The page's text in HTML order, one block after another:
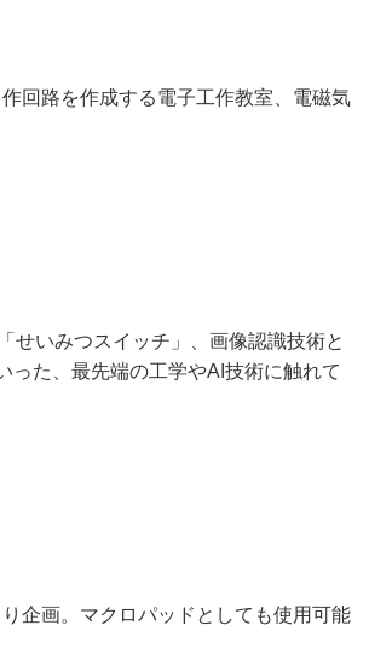
回路を作成する電子工作教室、電磁気
いみつスイッチ」、画像認識技術と
った、最先端の工学やAI技術に触れて
企画。マクロパッドとしても使用可能